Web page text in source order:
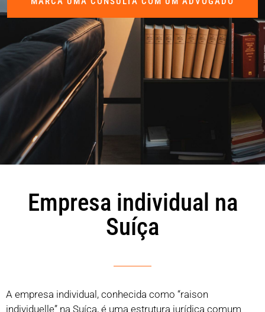
Empresa individual na
Suíça
A empresa individual, conhecida como “raison
individuelle” na Suíça, é uma estrutura jurídica comum